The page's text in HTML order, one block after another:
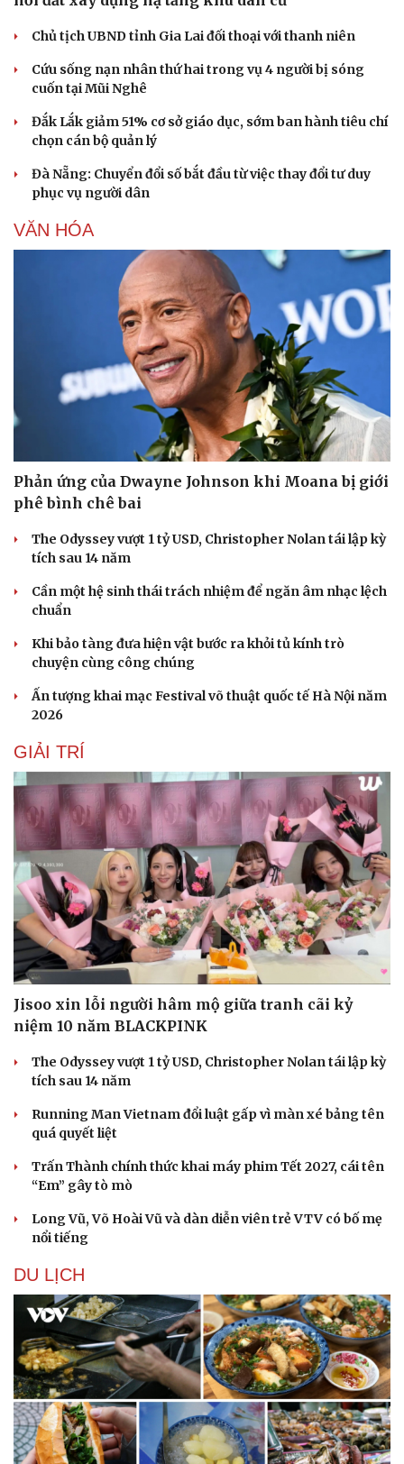
Sức khỏe
Cây thuốc
Làm đẹp - giảm cân
Phòng mạch online
Ăn sạch sống khỏe
Đời sống
Chủ tịch UBND tỉnh Gia Lai đối thoại với thanh niên
Cứu sống nạn nhân thứ hai trong vụ 4 người bị sóng
cuốn tại Mũi Nghê
Đắk Lắk giảm 51% cơ sở giáo dục, sớm ban hành tiêu chí
chọn cán bộ quản lý
Đà Nẵng: Chuyển đổi số bắt đầu từ việc thay đổi tư duy
phục vụ người dân
VĂN HÓA
Phản ứng của Dwayne Johnson khi Moana bị giới
phê bình chê bai
The Odyssey vượt 1 tỷ USD, Christopher Nolan tái lập kỳ
tích sau 14 năm
Cần một hệ sinh thái trách nhiệm để ngăn âm nhạc lệch
chuẩn
Khi bảo tàng đưa hiện vật bước ra khỏi tủ kính trò
chuyện cùng công chúng
Ấn tượng khai mạc Festival võ thuật quốc tế Hà Nội năm
2026
GIẢI TRÍ
Jisoo xin lỗi người hâm mộ giữa tranh cãi kỷ
niệm 10 năm BLACKPINK
The Odyssey vượt 1 tỷ USD, Christopher Nolan tái lập kỳ
tích sau 14 năm
Running Man Vietnam đổi luật gấp vì màn xé bảng tên
quá quyết liệt
Trấn Thành chính thức khai máy phim Tết 2027, cái tên
“Em” gây tò mò
Long Vũ, Võ Hoài Vũ và dàn diễn viên trẻ VTV có bố mẹ
nổi tiếng
DU LỊCH